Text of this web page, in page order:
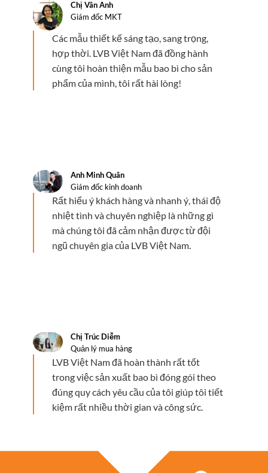
Chị Vân Anh
Giám đốc MKT
Các mẫu thiết kế sáng tạo, sang trọng,
hợp thời. LVB Việt Nam đã đồng hành
cùng tôi hoàn thiện mẫu bao bì cho sản
phẩm của mình, tôi rất hài lòng!
Anh Minh Quân
Giám đốc kinh doanh
Rất hiểu ý khách hàng và nhanh ý, thái độ
nhiệt tình và chuyên nghiệp là những gì
mà chúng tôi đã cảm nhận được từ đội
ngũ chuyên gia của LVB Việt Nam.
Chị Trúc Diễm
Quản lý mua hàng
LVB Việt Nam đã hoàn thành rất tốt
trong việc sản xuất bao bì đóng gói theo
đúng quy cách yêu cầu của tôi giúp tôi tiết
kiệm rất nhiều thời gian và công sức.